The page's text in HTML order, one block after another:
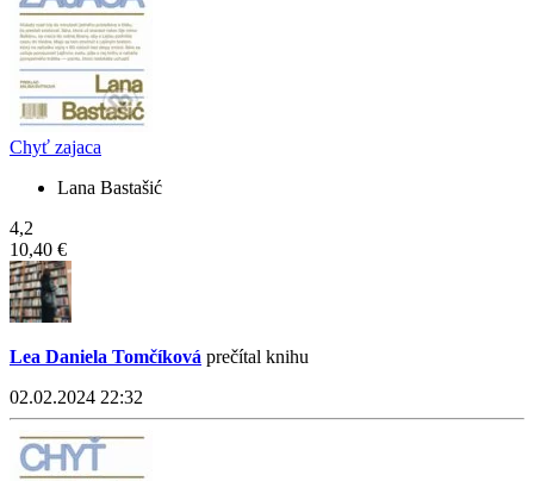
Chyť zajaca
Lana Bastašić
4,2
10,40 €
Lea Daniela Tomčíková prečítal knihu
02.02.2024 22:32